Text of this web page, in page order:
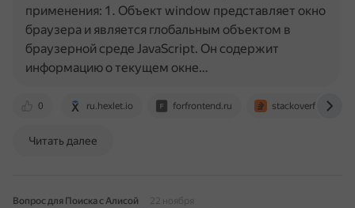
0 ru.hexlet.io forfrontend.ru stackoverflow.com
применения: 1. Объект window представляет окно
браузера и является глобальным объектом в
браузерной среде JavaScript. Он содержит
информацию о текущем окне…
Читать далее
Вопрос для Поиска с Алисой
22 ноября